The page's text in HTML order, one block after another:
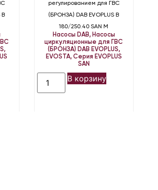
B
регулированием для ГВС
(БРОНЗА) DAB EVOPLUS B
180/250.40 SAN M
Насосы DAB, Насосы
циркуляционные для ГВС
(БРОНЗА) DAB EVOPLUS,
EVOSTA, Серия EVOPLUS
SAN
В корзину